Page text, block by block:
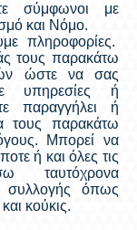
σύμφωνοι με
και Νόμο.
πληροφορίες.
τους παρακάτω
ώστε να σας
υπηρεσίες ή
παραγγήλει ή
τους παρακάτω
Μπορεί να
ή και όλες τις
ταυτόχρονα
συλλογής όπως
κούκις.